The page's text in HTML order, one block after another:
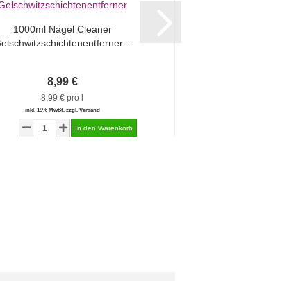
1000ml Nagel Cleaner
8,99 €
8,99 € pro l
inkl. 19% MwSt. zzgl. Versand